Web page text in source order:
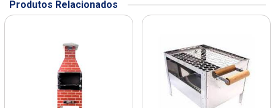
Produtos Relacionados